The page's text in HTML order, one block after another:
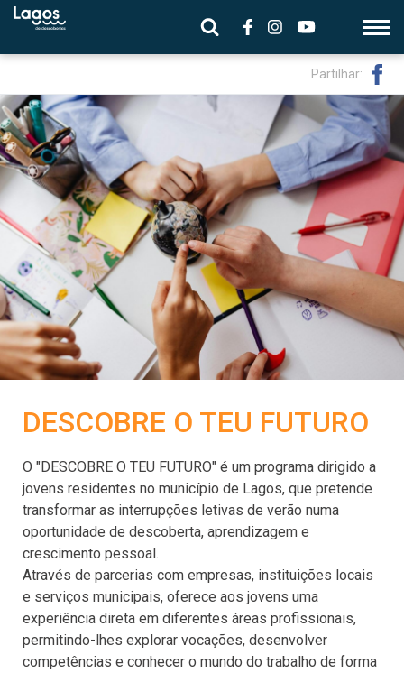
Partilhar:
DESCOBRE O TEU FUTURO
O "DESCOBRE O TEU FUTURO" é um programa dirigido a
jovens residentes no município de Lagos, que pretende
transformar as interrupções letivas de verão numa
oportunidade de descoberta, aprendizagem e
crescimento pessoal.
Através de parcerias com empresas, instituições locais
e serviços municipais, oferece aos jovens uma
experiência direta em diferentes áreas profissionais,
permitindo-lhes explorar vocações, desenvolver
competências e conhecer o mundo do trabalho de forma